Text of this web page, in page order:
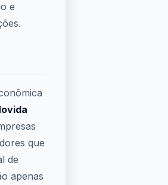
e
que
de
apenas